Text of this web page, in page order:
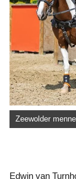
Zeewolder
Edwin van Turnhout kwam met Gentle Boy uit in de klasse L-